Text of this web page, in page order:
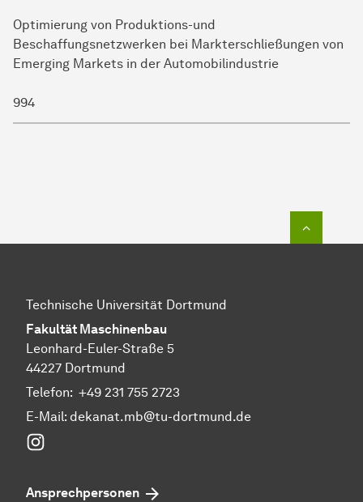
Optimierung von Produktions-und
Beschaffungsnetzwerken bei Markterschließungen von
Emerging Markets in der Automobilindustrie
994
Technische Universität Dortmund
Fakultät Maschinenbau
Leonhard-Euler-Straße 5
44227 Dortmund
Telefon: +49 231 755 2723
E-Mail: dekanat.mb@tu-dortmund.de
Ansprechpersonen